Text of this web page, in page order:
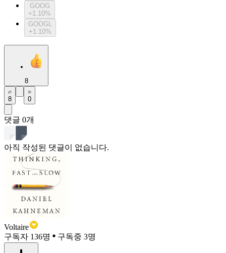
GOOG
+1.10%
GOOGL
+1.10%
8
8 0
댓글 0개
아직 작성된 댓글이 없습니다.
Voltaire
구독자 136명
구독중 3명